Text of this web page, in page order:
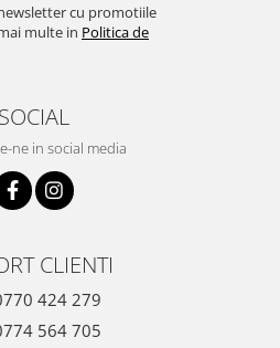
cu promotiile
multe in Politica de
SOCIAL
ne in social media
CLIENTI
424 279
564 705